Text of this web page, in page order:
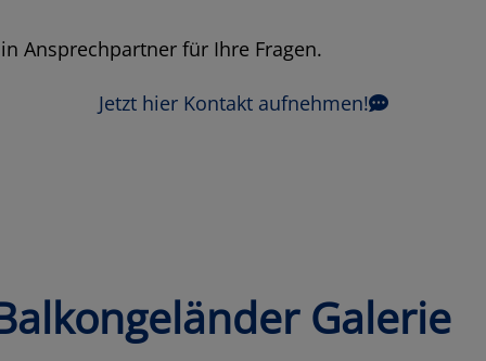
Ansprechpartner für Ihre Fragen.
Jetzt hier Kontakt aufnehmen!
Galerie